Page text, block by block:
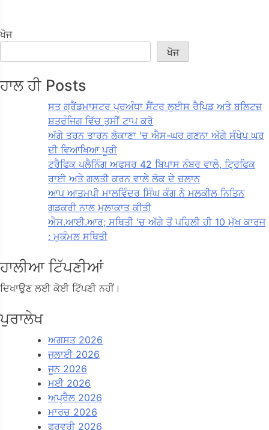
ਖੋਜ
ਖੋਜ
ਹਾਲ ਹੀ Posts
ਸਤ ਗ੍ਰੈਂਡਮਾਸਟਰ ਪ੍ਰਅੰਧਾ ਸੈਂਟਰ ਲੁਈਸ ਰੈਪਿਡ ਅਤੇ ਬਲਿਟਜ਼
ਸ਼ਤਰੰਜਿਗ ਵਿੱਚ ਤੁਸੀਂ ਟਾਪ ਕਰੋ
ਅੱਗੇ ਤਰਨ ਤਾਰਨ ਲੋਕਾਣਾ 'ਚ ਐਸ-ਘਰ ਗਣਨਾ ਅੱਗੇ ਸੰਖੇਪ ਘਰ
ਦੀ ਵਿਆਖਿਆ ਪੂਰੀ
ਟਰੈਫਿਕ ਪਲੈਨਿੰਗ ਅਫਸਰ 42 ਬਿਪਾਸ ਨੰਬਰ ਵਾਲੇ, ਟ੍ਰਿਫਿਕ
ਰਾਈ ਅਤੇ ਗਲਤੀ ਕਰਨ ਵਾਲੇ ਲੋਕ ਦੇ ਚਲਾਨ
ਆਪ ਆਤਮਪੀ ਮਾਲਵਿੰਦਰ ਸਿੰਘ ਕੰਗ ਨੇ ਮਲਕੀਲ ਨਿਤਿਨ
ਗਡਕਰੀ ਨਾਲ ਮੁਲਾਕਾਤ ਕੀਤੀ
ਐਸ.ਆਈ.ਆਰ; ਸਥਿਤੀ 'ਚ ਅੱਗੇ ਤੋਂ ਪਹਿਲੀ ਹੀ 10 ਮੁੱਖ ਕਾਰਜ
: ਮੁਕੰਮਲ ਸਥਿਤੀ
ਹਾਲੀਆ ਟਿੱਪਣੀਆਂ
ਦਿਖਾਉਣ ਲਈ ਕੋਈ ਟਿੱਪਣੀ ਨਹੀਂ।
ਪੁਰਾਲੇਖ
ਅਗਸਤ 2026
ਜੁਲਾਈ 2026
ਜੂਨ 2026
ਮਈ 2026
ਅਪ੍ਰੈਲ 2026
ਮਾਰਚ 2026
ਫਰਵਰੀ 2026